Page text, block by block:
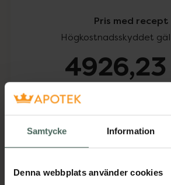
Samtycke Information
Denna webbplats använder cookies
Pris med recept
Högkostnadsskyddet
Köp via ditt recept